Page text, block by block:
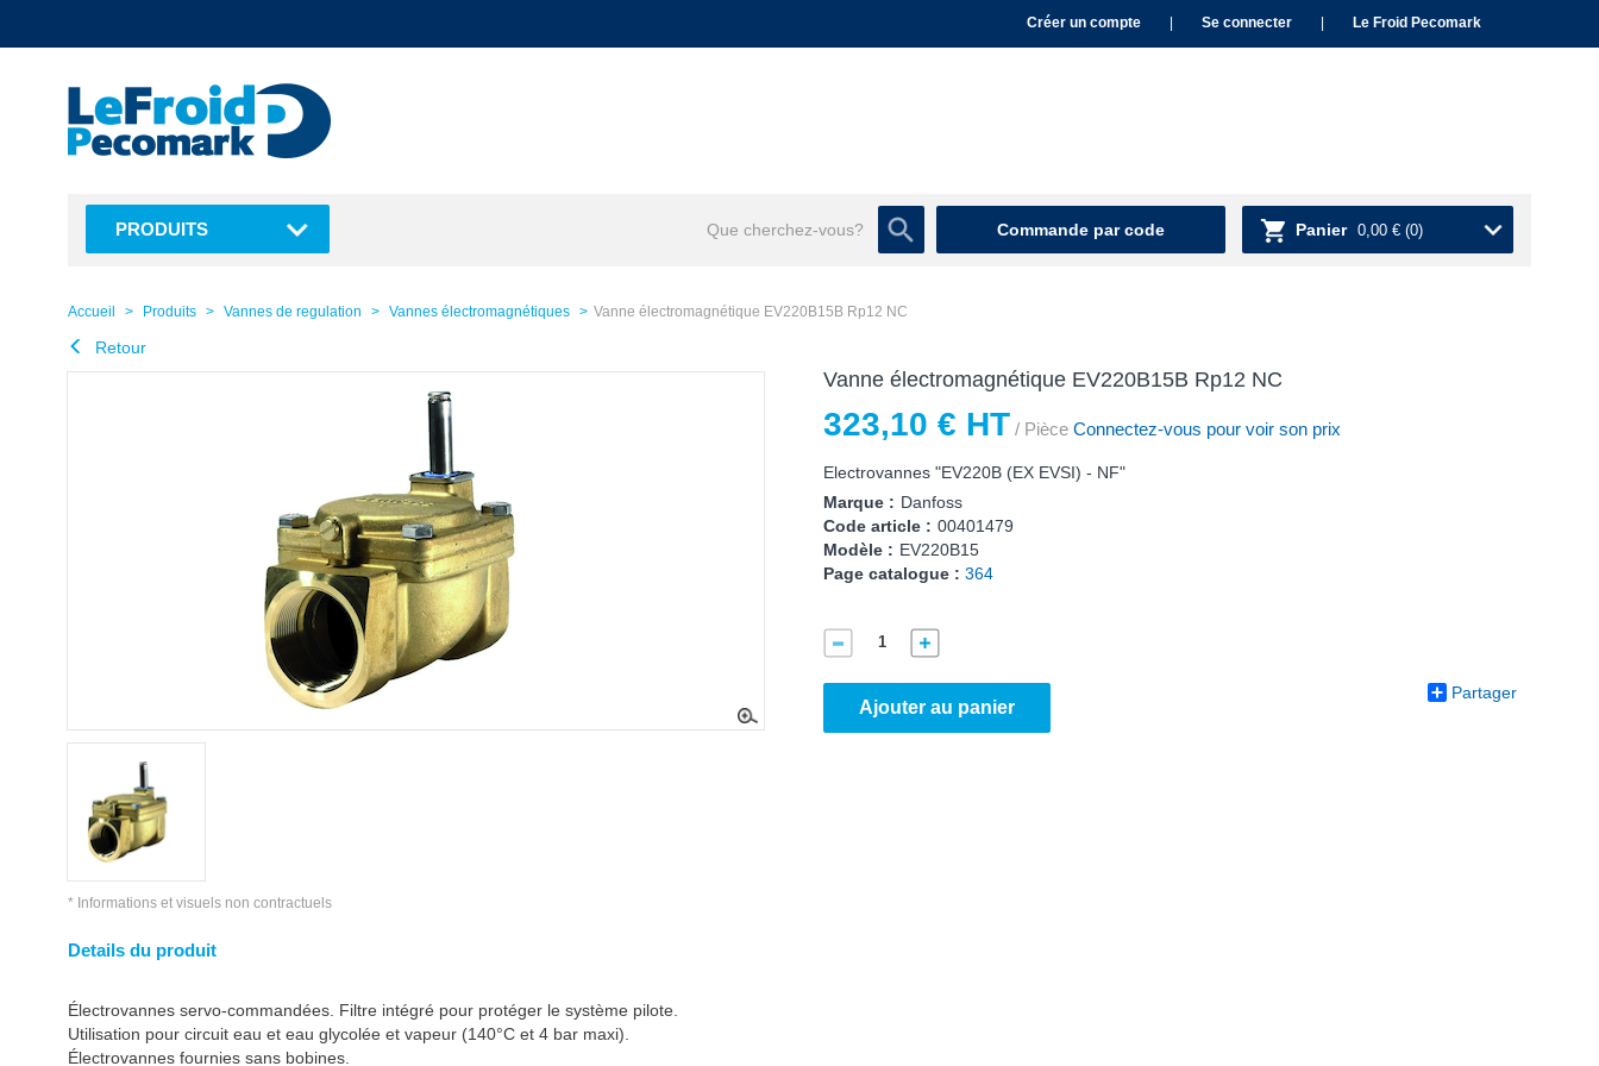
Créer un compte Se connecter Le Froid Pecomark
Commande par code Panier 0,00 € (0)
PRODUITS
Accueil Produits Vannes de regulation Vannes électromagnétiques Vanne électromagnétique EV220B15B Rp12 NC
Retour
* Informations et visuels non contractuels
Details du produit
Vanne électromagnétique EV220B15B Rp12 NC
323,10 € HT / Pièce Connectez-vous pour voir son prix
Electrovannes "EV220B (EX EVSI) - NF"
Marque : Danfoss
Code article : 00401479
Modèle : EV220B15
Page catalogue : 364
Ajouter au panier
Partager
Électrovannes servo-commandées. Filtre intégré pour protéger le système pilote.
Utilisation pour circuit eau et eau glycolée et vapeur (140°C et 4 bar maxi).
Électrovannes fournies sans bobines.